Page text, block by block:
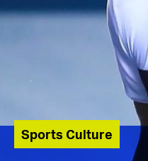
Sports Culture